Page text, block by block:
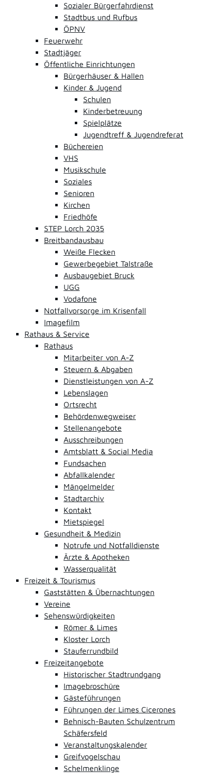
Sozialer Bürgerfahrdienst
Stadtbus und Rufbus
ÖPNV
Feuerwehr
Stadtjäger
Öffentliche Einrichtungen
Bürgerhäuser & Hallen
Kinder & Jugend
Schulen
Kinderbetreuung
Spielplätze
Jugendtreff & Jugendreferat
Büchereien
VHS
Musikschule
Soziales
Senioren
Kirchen
Friedhöfe
STEP Lorch 2035
Breitbandausbau
Weiße Flecken
Gewerbegebiet Talstraße
Ausbaugebiet Bruck
UGG
Vodafone
Notfallvorsorge im Krisenfall
Imagefilm
Rathaus & Service
Rathaus
Mitarbeiter von A-Z
Steuern & Abgaben
Dienstleistungen von A-Z
Lebenslagen
Ortsrecht
Behördenwegweiser
Stellenangebote
Ausschreibungen
Amtsblatt & Social Media
Fundsachen
Abfallkalender
Mängelmelder
Stadtarchiv
Kontakt
Mietspiegel
Gesundheit & Medizin
Notrufe und Notfalldienste
Ärzte & Apotheken
Wasserqualität
Freizeit & Tourismus
Gaststätten & Übernachtungen
Vereine
Sehenswürdigkeiten
Römer & Limes
Kloster Lorch
Stauferrundbild
Freizeitangebote
Historischer Stadtrundgang
Imagebroschüre
Gästeführungen
Führungen der Limes Cicerones
Behnisch-Bauten Schulzentrum
Schäfersfeld
Veranstaltungskalender
Greifvogelschau
Schelmenklinge